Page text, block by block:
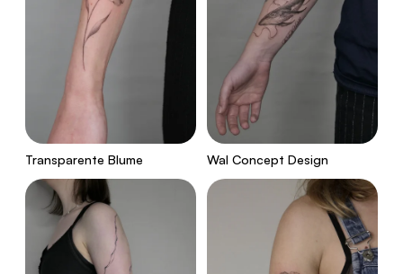
Transparente Blume Wal Concept Design